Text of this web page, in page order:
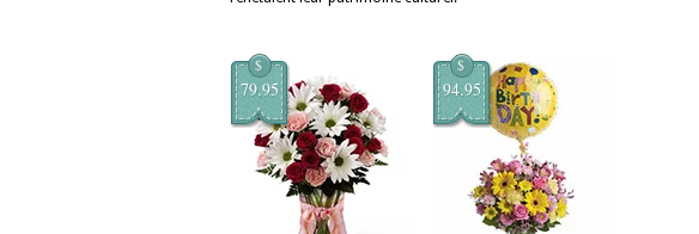
$
79.95
$
94.95